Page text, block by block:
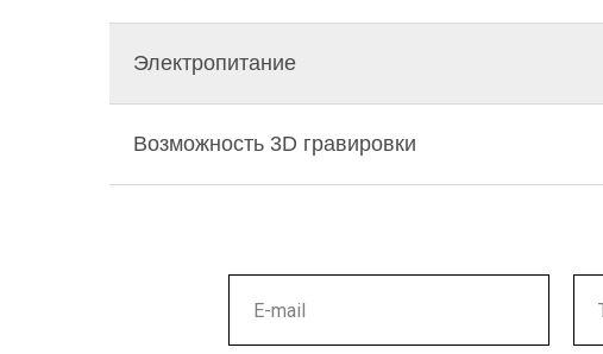
Электропитание
Возможность 3D гравировки